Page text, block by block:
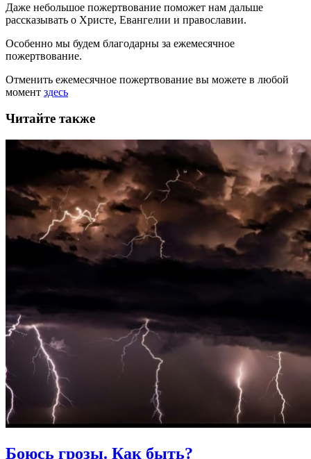
Даже небольшое пожертвование поможет нам дальше
рассказывать о Христе, Евангелии и православии.
Особенно мы будем благодарны за ежемесячное
пожертвование.
Отменить ежемесячное пожертвование вы можете в любой
момент здесь
Читайте также
Боюсь грозы. Как быть?